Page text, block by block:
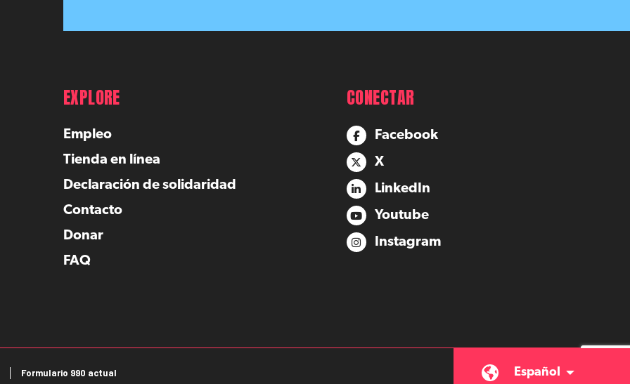
EXPLORE
Empleo
Tienda en línea
Declaración de solidaridad
Contacto
Donar
FAQ
CONECTAR
Facebook
X
LinkedIn
Youtube
Instagram
Formulario 990 actual Español